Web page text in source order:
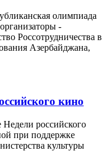
олимпиада
-
Россотрудничества в
Азербайджана,
кино
Недели российского
при поддержке
культуры